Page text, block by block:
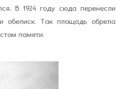
В 1924 году сюда перенесли
обелиск. Так площадь обрела
памяти.